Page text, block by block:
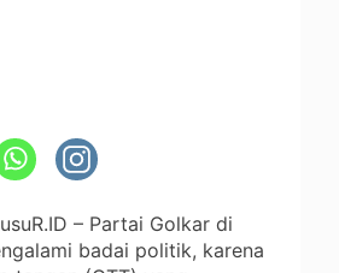
– Partai Golkar di
badai politik, karena